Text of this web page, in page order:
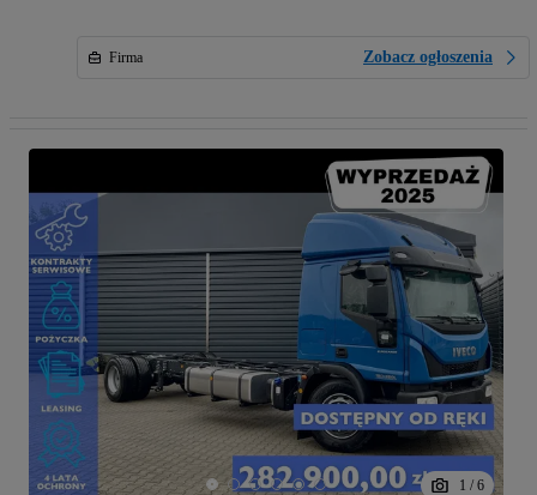
Firma Zobacz ogłoszenia
1 / 6